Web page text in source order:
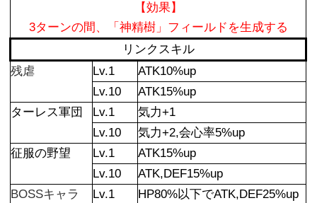
【効果】
3ターンの間、「神精樹」フィールドを生成する
リンクスキル
残虐
Lv.1
ATK10%up
Lv.10
ATK15%up
ターレス軍団
Lv.1
気力+1
Lv.10
気力+2,会心率5%up
征服の野望
Lv.1
ATK15%up
Lv.10
ATK,DEF15%up
BOSSキャラ
Lv.1
HP80%以下でATK,DEF25%up